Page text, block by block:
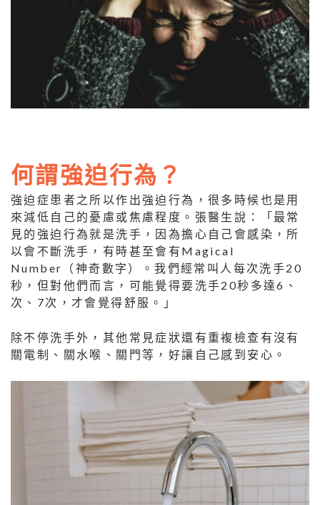
何謂強迫行為？
強迫症患者之所以作出強迫行為，很多時候也是用
來減低自己的憂慮或焦慮程度。張醫生說：「最常
見的強迫行為就是洗手，因為擔心自己會感染，所
以會不斷洗手，有時甚至會有Magical
Number（神奇數字）。我們經常叫人每次洗手20
秒，但對他們而言，可能覺得要洗手20秒多達6、
次、7次，才會覺得舒服。」
除不停洗手外，其他常見症狀還有重複檢查有沒有
關電制、關水喉、關門等，好讓自己感到安心。